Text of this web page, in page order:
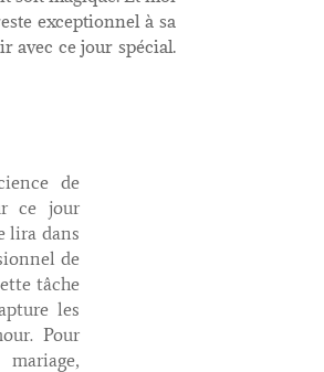
exceptionnel à sa
avec ce jour spécial.
de
ce jour
lira dans
de
tâche
les
Pour